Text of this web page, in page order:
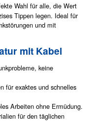
Wahl für alle, die Wert
Tippen legen. Ideal für
und mit
mit Kabel
keine
für exaktes und schnelles
Arbeiten ohne Ermüdung.
für den täglichen